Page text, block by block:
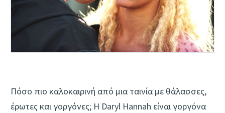
Πόσο πιο καλοκαιρινή από μια ταινία με θάλασσες,
έρωτες και γοργόνες; Η Daryl Hannah είναι γοργόνα